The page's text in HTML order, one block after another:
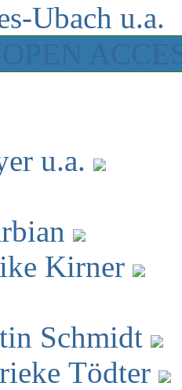
Ubach u.a.
u.a.
Kirner
Schmidt
Tödter